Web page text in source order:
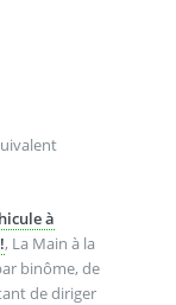
à
, La Main à la
binôme, de
de diriger